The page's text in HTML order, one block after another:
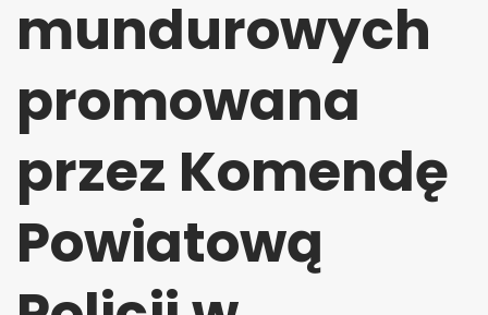
mundurowych
promowana
przez Komendę
Powiatową